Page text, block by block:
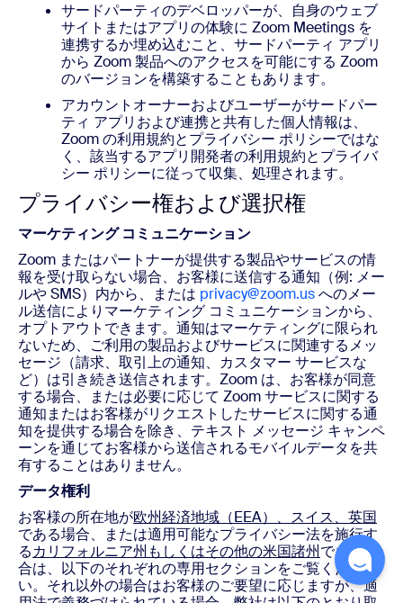
サードパーティのデベロッパーが、自身のウェブ
サイトまたはアプリの体験に Zoom Meetings を
連携するか埋め込むこと、サードパーティ アプリ
から Zoom 製品へのアクセスを可能にする Zoom
のバージョンを構築することもあります。
アカウントオーナーおよびユーザーがサードパー
ティ アプリおよび連携と共有した個人情報は、
Zoom の利用規約とプライバシー ポリシーではな
く、該当するアプリ開発者の利用規約とプライバ
シー ポリシーに従って収集、処理されます。
プライバシー権および選択権
マーケティング コミュニケーション
Zoom またはパートナーが提供する製品やサービスの情
報を受け取らない場合、お客様に送信する通知（例: メー
ルや SMS）内から、または privacy@zoom.usへのメー
ル送信によりマーケティング コミュニケーションから、
オプトアウトできます。通知はマーケティングに限られ
ないため、ご利用の製品およびサービスに関連するメッ
セージ（請求、取引上の通知、カスタマー サービスな
ど）は引き続き送信されます。Zoom は、お客様が同意
する場合、または必要に応じて Zoom サービスに関する
通知またはお客様がリクエストしたサービスに関する通
知を提供する場合を除き、テキスト メッセージ キャンペ
ーンを通じてお客様から送信されるモバイルデータを共
有することはありません。
データ権利
お客様の所在地が欧州経済地域（EEA）、スイス、英国
である場合、または適用可能なプライバシー法を施行す
るカリフォルニア州もしくはその他の米国諸州である場
合は、以下のそれぞれの専用セクションをご覧くださ
い。それ以外の場合はお客様のご要望に応じますが、適